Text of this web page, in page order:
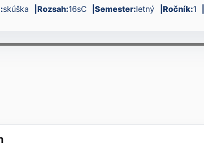
skúška Rozsah:16sC Semester:letný Ročník:1